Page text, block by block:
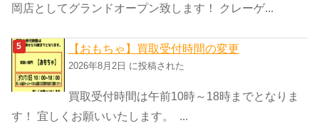
岡店としてグランドオープン致します！ クレーゲ...
【おもちゃ】買取受付時間の変更
2026年8月2日 に投稿された
買取受付時間は午前10時～18時までとなりま
す！ 宜しくお願いいたします。 ...